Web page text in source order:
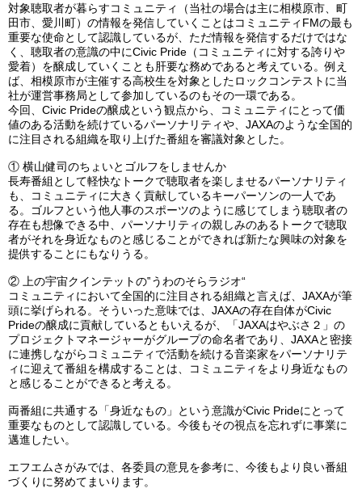
対象聴取者が暮らすコミュニティ（当社の場合は主に相模原市、町
田市、愛川町）の情報を発信していくことはコミュニティFMの最も
重要な使命として認識しているが、ただ情報を発信するだけではな
く、聴取者の意識の中にCivic Pride（コミュニティに対する誇りや
愛着）を醸成していくことも肝要な務めであると考えている。例え
ば、相模原市が主催する高校生を対象としたロックコンテストに当
社が運営事務局として参加しているのもその一環である。
今回、Civic Prideの醸成という観点から、コミュニティにとって価
値のある活動を続けているパーソナリティや、JAXAのような全国的
に注目される組織を取り上げた番組を審議対象とした。
① 横山健司のちょいとゴルフをしませんか
長寿番組として軽快なトークで聴取者を楽しませるパーソナリティ
も、コミュニティに大きく貢献しているキーパーソンの一人であ
る。ゴルフという他人事のスポーツのように感じてしまう聴取者の
存在も想像できる中、パーソナリティの親しみのあるトークで聴取
者がそれを身近なものと感じることができれば新たな興味の対象を
提供することにもなりうる。
②
上の宇宙クインテットの‟うわのそらラジオ“
コミュニティにおいて全国的に注目される組織と言えば、JAXAが筆
頭に挙げられる。そういった意味では、JAXAの存在自体がCivic
Prideの醸成に貢献しているともいえるが、「JAXAはやぶさ２」の
プロジェクトマネージャーがグループの命名者であり、JAXAと密接
に連携しながらコミュニティで活動を続ける音楽家をパーソナリテ
ィに迎えて番組を構成することは、コミュニティをより身近なもの
と感じることができると考える。
両番組に共通する「身近なもの」という意識がCivic Prideにとって
重要なものとして認識している。今後もその視点を忘れずに事業に
邁進したい。
エフエムさがみでは、各委員の意見を参考に、今後もより良い番組
づくりに努めてまいります。